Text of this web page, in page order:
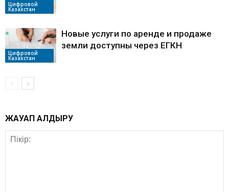
Цифровой
Казахстан
Цифровой
Казахстан
Новые услуги по аренде и продаже
земли доступны через ЕГКН
ЖАУАП ҚАЛДЫРУ